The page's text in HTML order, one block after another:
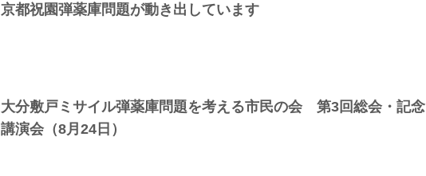
京都祝園弾薬庫問題が動き出しています
大分敷戸ミサイル弾薬庫問題を考える市民の会 第3回総会・記念
講演会（8月24日）